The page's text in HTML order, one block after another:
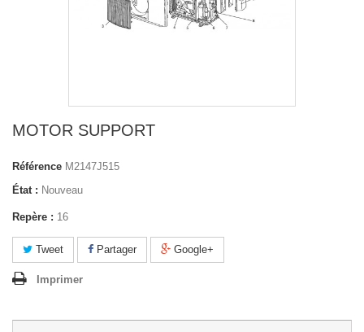
MOTOR SUPPORT
Référence M2147J515
État : Nouveau
Repère : 16
Tweet Partager Google+
Imprimer